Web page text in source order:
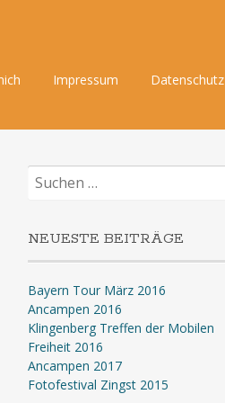
Impressum Datenschutz
Suchen
nach:
NEUESTE BEITRÄGE
Bayern Tour März 2016
Ancampen 2016
Klingenberg Treffen der Mobilen
Freiheit 2016
Ancampen 2017
Fotofestival Zingst 2015